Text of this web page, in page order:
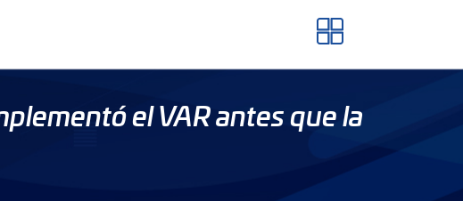
el VAR antes que la